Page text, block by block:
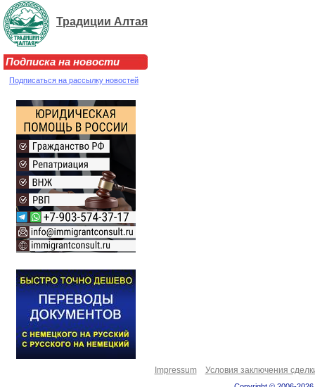
Традиции Алтая
Подписка на новости
Подписаться на рассылку новостей
Impressum Условия заключения